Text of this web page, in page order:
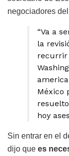
negociadores
“Va a
la
recurrir
México
hoy
Sin entrar en el
dijo que es